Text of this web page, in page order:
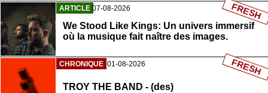
ARTICLE 07-08-2026
We Stood Like Kings: Un univers immersif
où la musique fait naître des images.
FRESH
CHRONIQUE 01-08-2026
TROY THE BAND - (des)
FRESH